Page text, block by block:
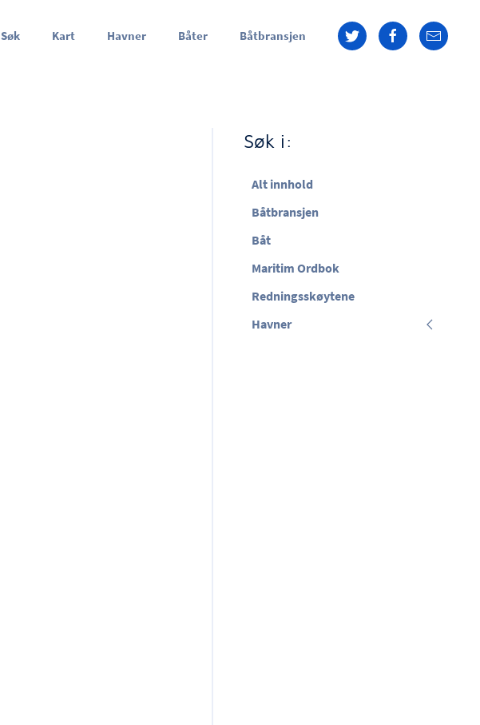
Søk Kart Havner Båter Båtbransjen
Søk i:
Alt innhold
Båtbransjen
Båt
Maritim Ordbok
Redningsskøytene
Havner